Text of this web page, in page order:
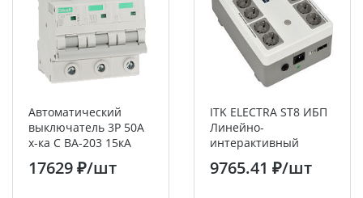
Автоматический
выключатель 3P 50A
х-ка C ВА-203 15кА
17629 ₽/шт
ITK ELECTRA ST8 ИБП
Линейно-
интерактивный
600ВА/360Вт LED АКБ
1х9AH 8хSchuko USB
9765.41 ₽/шт